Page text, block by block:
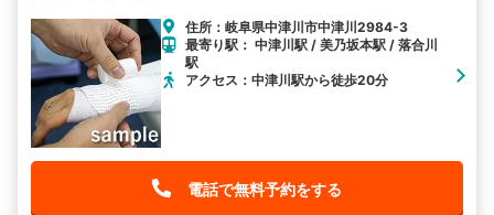
住所：岐阜県中津川市中津川2984-3
最寄り駅： 中津川駅 / 美乃坂本駅 / 落合川
駅
アクセス：中津川駅から徒歩20分
電話で無料予約をする